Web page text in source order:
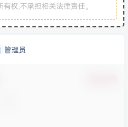
权,不承担相关法律责任。
管理员